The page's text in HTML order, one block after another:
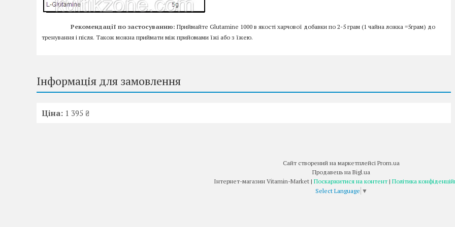
Рекомендації по застосуванню: Приймайте Glutamine 1000 в якості харчової добавки по 2-5 грам (1 чайна ложка =5грам) до
тренування і після. Також можна приймати між прийомами їжі або з їжею.
Інформація для замовлення
Ціна: 1 395 ₴
Сайт створений на маркетплейсі Prom.ua
Продавець на Bigl.ua
Інтернет-магазин Vitamin-Market | Поскаржитися на контент | Політика
Select Language ▼